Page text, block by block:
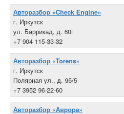
Авторазбор «Check Engine»
г. Иркутск
ул. Баррикад, д. 60г
+7 904 115-33-32
Авторазбор «Torens»
г. Иркутск
Полярная ул., д. 95/5
+7 3952 96-22-60
Авторазбор «Аврора»